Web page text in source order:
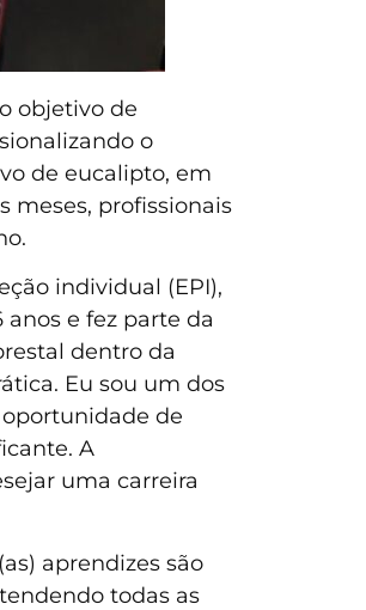
objetivo de
o
de eucalipto, em
meses, profissionais
individual (EPI),
e fez parte da
dentro da
Eu sou um dos
de
A
uma carreira
aprendizes são
todas as